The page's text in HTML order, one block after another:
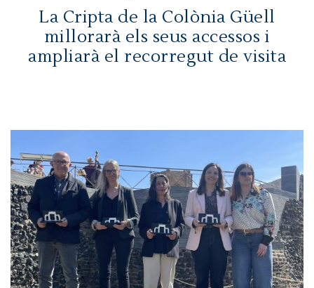
La Cripta de la Colònia Güell
millorarà els seus accessos i
ampliarà el recorregut de visita